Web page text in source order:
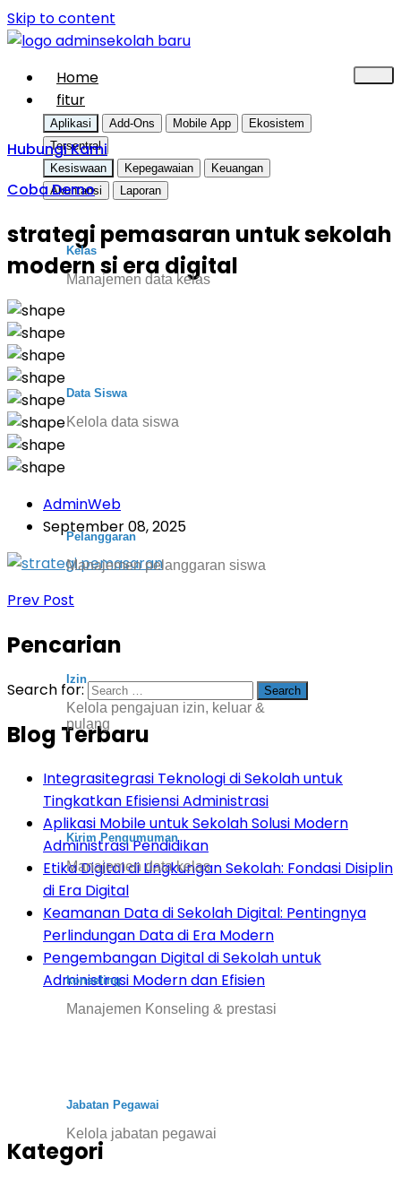
Skip to content
Home
fitur
Aplikasi Add-Ons Mobile App
Ekosistem
Tersentral
Kesiswaan
Kepegawaian
Keuangan
Akuntansi
Laporan
Kelas
Manajemen data kelas
Data Siswa
Kelola data siswa
Pelanggaran
Manajemen pelanggaran siswa
Izin
Kelola pengajuan izin, keluar &
pulang
Kirim Pengumuman
Manajemen data kelas
konseling
Manajemen Konseling & prestasi
Jabatan Pegawai
Kelola jabatan pegawai
Hubungi Kami
Coba Demo
strategi pemasaran untuk sekolah
modern si era digital
AdminWeb
September 08, 2025
Prev Post
Pencarian
Search for:
Blog Terbaru
Integrasitegrasi Teknologi di Sekolah untuk
Tingkatkan Efisiensi Administrasi
Aplikasi Mobile untuk Sekolah Solusi Modern
Administrasi Pendidikan
Etika Digital di Lingkungan Sekolah: Fondasi Disiplin
di Era Digital
Keamanan Data di Sekolah Digital: Pentingnya
Perlindungan Data di Era Modern
Pengembangan Digital di Sekolah untuk
Administrasi Modern dan Efisien
Kategori